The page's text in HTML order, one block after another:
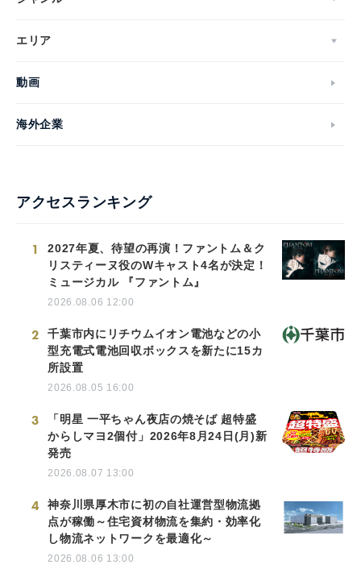
エリア
動画
海外企業
アクセスランキング
1
2027年夏、待望の再演！ファントム＆ク
リスティーヌ役のWキャスト4名が決定！
ミュージカル 『ファントム』
2026.08.06 12:00
2
千葉市内にリチウムイオン電池などの小
型充電式電池回収ボックスを新たに15カ
所設置
2026.08.05 16:00
3
「明星 一平ちゃん夜店の焼そば 超特盛
からしマヨ2個付」2026年8月24日(月)新
発売
2026.08.07 13:00
4
神奈川県厚木市に初の自社運営型物流拠
点が稼働～住宅資材物流を集約・効率化
し物流ネットワークを最適化～
2026.08.06 13:00